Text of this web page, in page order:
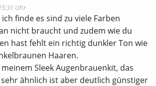
Uhr
finde es sind zu viele Farben
nicht braucht und zudem wie du
hast fehlt ein richtig dunkler Ton wie
Haaren.
Sleek Augenbrauenkit, das
ähnlich ist aber deutlich günstiger